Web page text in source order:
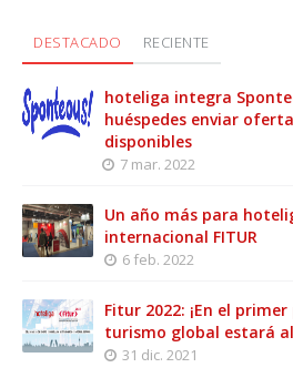
DESTACADO RECIENTE
hoteliga integra
huéspedes enviar
disponibles
7 mar. 2022
Un año más para
internacional FITUR
6 feb. 2022
Fitur 2022: ¡En el
turismo global estará
31 dic. 2021